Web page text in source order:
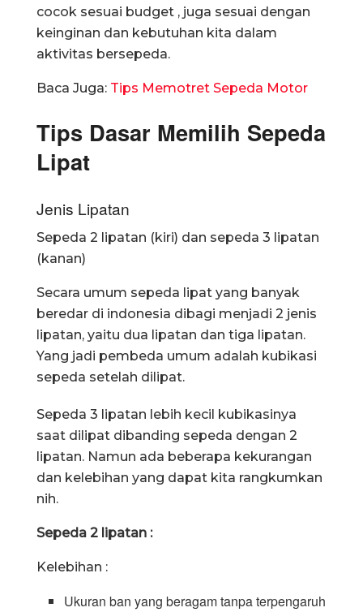
cocok sesuai budget , juga sesuai dengan
keinginan dan kebutuhan kita dalam
aktivitas bersepeda.
Baca Juga: Tips Memotret Sepeda Motor
Tips Dasar Memilih Sepeda
Lipat
Jenis Lipatan
Sepeda 2 lipatan (kiri) dan sepeda 3 lipatan
(kanan)
Secara umum sepeda lipat yang banyak
beredar di indonesia dibagi menjadi 2 jenis
lipatan, yaitu dua lipatan dan tiga lipatan.
Yang jadi pembeda umum adalah kubikasi
sepeda setelah dilipat.
Sepeda 3 lipatan lebih kecil kubikasinya
saat dilipat dibanding sepeda dengan 2
lipatan. Namun ada beberapa kekurangan
dan kelebihan yang dapat kita rangkumkan
nih.
Sepeda 2 lipatan :
Kelebihan :
Ukuran ban yang beragam tanpa terpengaruh